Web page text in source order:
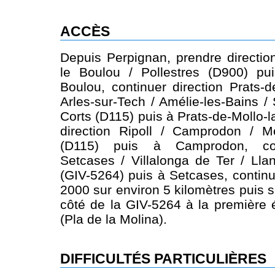
ACCÈS
Depuis Perpignan, prendre
le Boulou / Pollestres (D900)
Boulou, continuer direction Prats-
Arles-sur-Tech / Amélie-les-Bains /
Corts (D115) puis à Prats-de-Mollo-
direction Ripoll / Camprodon /
(D115) puis à Camprodon,
Setcases / Villalonga de Ter /
(GIV-5264) puis à Setcases,
2000 sur environ 5 kilomètres puis
côté de la GIV-5264 à la première
(Pla de la Molina).
DIFFICULTÉS PARTICULIÈRES